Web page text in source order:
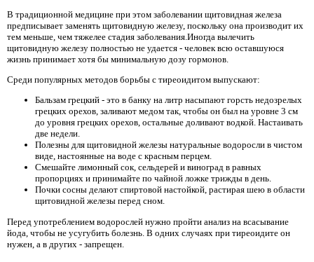
В традиционной медицине при этом заболевании щитовидная железа
предписывает заменять щитовидную железу, поскольку она производит их
тем меньше, чем тяжелее стадия заболевания.Иногда вылечить
щитовидную железу полностью не удается - человек всю оставшуюся
жизнь принимает хотя бы минимальную дозу гормонов.
Среди популярных методов борьбы с тиреоидитом выпускают:
Бальзам грецкий - это в банку на литр насыпают горсть недозрелых
грецких орехов, заливают медом так, чтобы он был на уровне 3 см
до уровня грецких орехов, остальные доливают водкой. Настаивать
две недели.
Полезны для щитовидной железы натуральные водоросли в чистом
виде, настоянные на воде с красным перцем.
Смешайте лимонный сок, сельдерей и виноград в равных
пропорциях и принимайте по чайной ложке трижды в день.
Почки сосны делают спиртовой настойкой, растирая шею в области
щитовидной железы перед сном.
Перед употреблением водорослей нужно пройти анализ на всасывание
йода, чтобы не усугубить болезнь. В одних случаях при тиреоидите он
нужен, а в других - запрещен.